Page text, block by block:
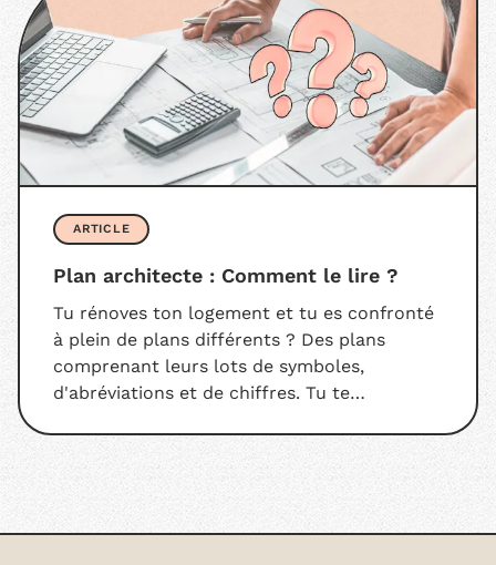
ARTICLE
Plan architecte : Comment le lire ?
Tu rénoves ton logement et tu es confronté
à plein de plans différents ? Des plans
comprenant leurs lots de symboles,
d'abréviations et de chiffres. Tu te
plans d’architecte ? La question est légitime.
Distinguer les murs porteurs et les cloisons,
comprendre l'échelle utilisée… Ce n’est pas
évident. Heureusement, on ne te laisse pas